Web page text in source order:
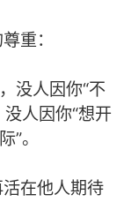
重：
没人因你“不
没人因你“想开
”。
在他人期待